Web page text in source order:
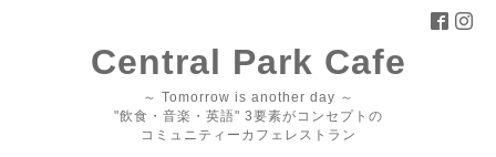
Central Park Cafe
～ Tomorrow is another day ～
"飲食・音楽・英語" 3要素がコンセプトの
コミュニティーカフェレストラン